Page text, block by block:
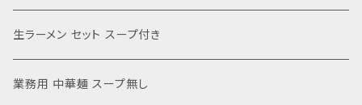
生ラーメン セット スープ付き
業務用 中華麺 スープ無し